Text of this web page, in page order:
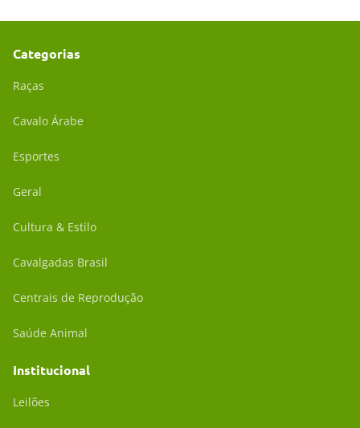
Categorias
Raças
Cavalo Árabe
Esportes
Geral
Cultura & Estilo
Cavalgadas Brasil
Centrais de Reprodução
Saúde Animal
Institucional
Leilões